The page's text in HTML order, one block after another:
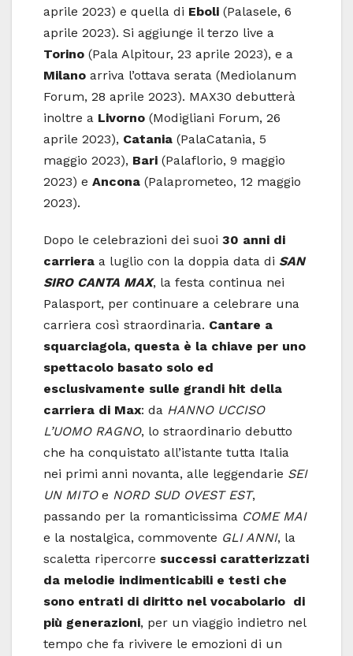
aprile 2023) e quella di Eboli (Palasele, 6
aprile 2023). Si aggiunge il terzo live a
Torino (Pala Alpitour, 23 aprile 2023), e a
Milano arriva l’ottava serata (Mediolanum
Forum, 28 aprile 2023). MAX30 debutterà
inoltre a Livorno (Modigliani Forum, 26
aprile 2023), Catania (PalaCatania, 5
maggio 2023), Bari (Palaflorio, 9 maggio
2023) e Ancona (Palaprometeo, 12 maggio
2023).
Dopo le celebrazioni dei suoi 30 anni di
carriera a luglio con la doppia data di SAN
SIRO CANTA MAX, la festa continua nei
Palasport, per continuare a celebrare una
carriera così straordinaria. Cantare a
squarciagola, questa è la chiave per uno
spettacolo basato solo ed
esclusivamente sulle grandi hit della
carriera di Max: da HANNO UCCISO
L’UOMO RAGNO, lo straordinario debutto
che ha conquistato all’istante tutta Italia
nei primi anni novanta, alle leggendarie SEI
UN MITOe NORD SUD OVEST EST,
passando per la romanticissima COME MAI
e la nostalgica, commovente GLI ANNI, la
scaletta ripercorre successi caratterizzati
da melodie indimenticabili e testi che
sono entrati di diritto nel vocabolario di
più generazioni, per un viaggio indietro nel
tempo che fa rivivere le emozioni di un